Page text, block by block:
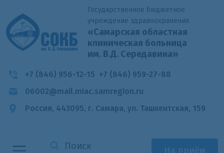
Государственное бюджетное
учреждение здравоохранения
«Самарская областная
клиническая больница
им. В.Д. Середавина»
+7 (846) 956-12-15 +7 (846) 959-27-88
06002@mail.miac.samregion.ru
Россия, 443095, г. Самара, ул. Ташкентская, 159
На приём